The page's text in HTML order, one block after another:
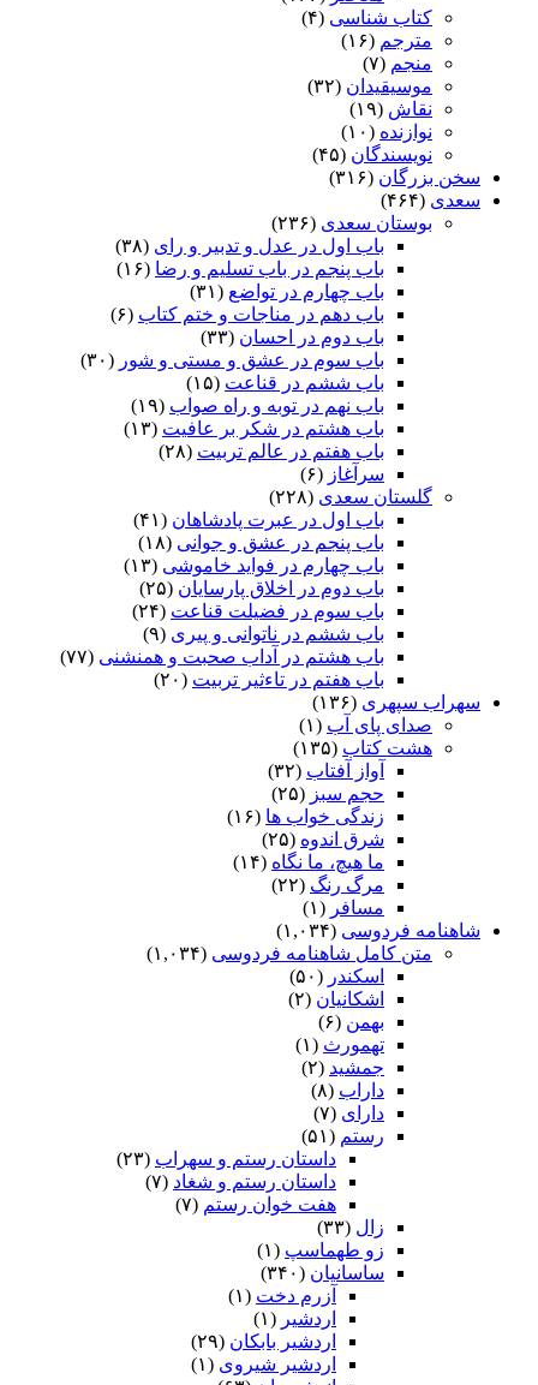
کتاب شناسی (۴)
مترجم (۱۶)
منجم (۷)
موسیقیدان (۳۲)
نقاش (۱۹)
نوازنده (۱۰)
نویسندگان (۴۵)
سخن بزرگان (۳۱۶)
سعدی (۴۶۴)
بوستان سعدی (۲۳۶)
باب اول در عدل و تدبیر و رای (۳۸)
باب پنجم در باب تسلیم و رضا (۱۶)
باب چهارم در تواضع (۳۱)
باب دهم در مناجات و ختم کتاب (۶)
باب دوم در احسان (۳۳)
باب سوم در عشق و مستی و شور (۳۰)
باب ششم در قناعت (۱۵)
باب نهم در توبه و راه صواب (۱۹)
باب هشتم در شکر بر عافیت (۱۳)
باب هفتم در عالم تربیت (۲۸)
سرآغاز (۶)
گلستان سعدی (۲۲۸)
باب اول در عبرت پادشاهان (۴۱)
باب پنجم در عشق و جوانى (۱۸)
باب چهارم در فواید خاموشى (۱۳)
باب دوم در اخلاق پارسایان (۲۵)
باب سوم در فضیلت قناعت (۲۴)
باب ششم در ناتوانى و پیرى (۹)
باب هشتم در آداب صحبت و همنشنى (۷۷)
باب هفتم در تاءثیر تربیت (۲۰)
سهراب سپهری (۱۳۶)
صدای پای آب (۱)
هشت کتاب (۱۳۵)
آواز آفتاب (۳۲)
حجم سبز (۲۵)
زندگی خواب ها (۱۶)
شرق اندوه (۲۵)
ما هیچ، ما نگاه (۱۴)
مرگ رنگ (۲۲)
مسافر (۱)
شاهنامه فردوسی (۱,۰۳۴)
متن کامل شاهنامه فردوسی (۱,۰۳۴)
اسکندر (۵۰)
اشکانیان (۲)
بهمن (۶)
تهمورث (۱)
جمشید (۲)
داراب (۸)
دارای (۷)
رستم (۵۱)
داستان رستم و سهراب (۲۳)
داستان رستم و شغاد (۷)
هفت خوان رستم‏ (۷)
زال (۳۳)
زو طهماسپ‏ (۱)
ساسانیان (۳۴۰)
آزرم دخت (۱)
اردشیر (۱)
اردشیر بابکان (۲۹)
اردشیر شیروی (۱)